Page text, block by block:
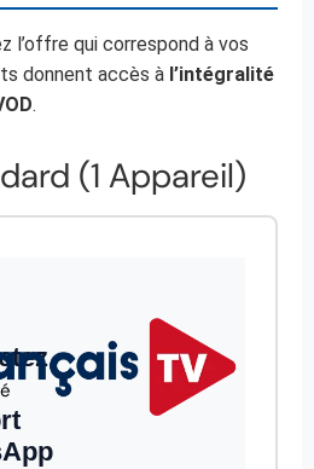
l’offre qui correspond à vos
donnent accès à l’intégralité
.
(1 Appareil)